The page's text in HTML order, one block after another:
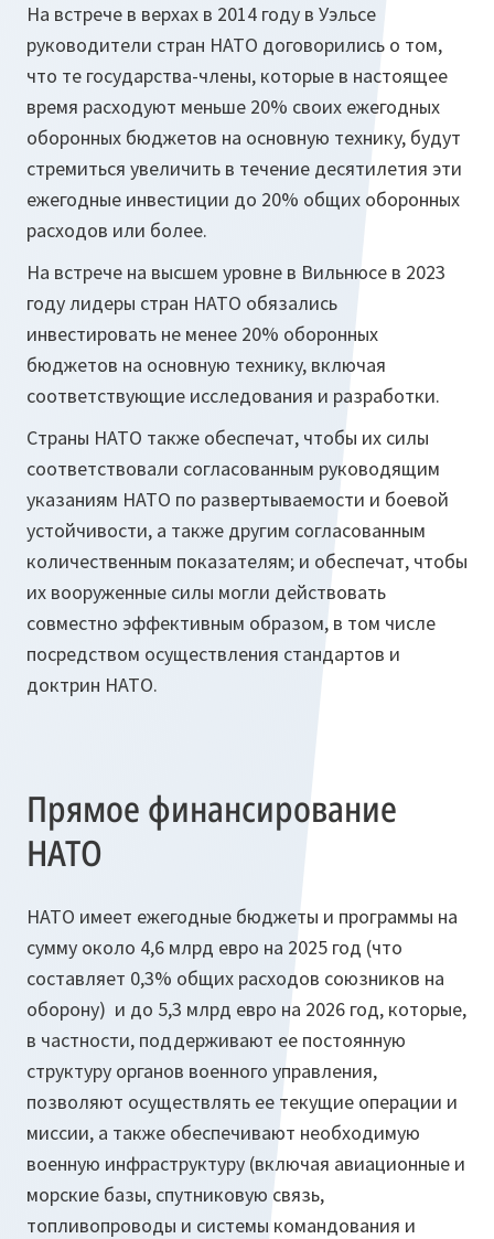
На встрече в верхах в 2014 году в Уэльсе
руководители стран НАТО договорились о том,
что те государства-члены, которые в настоящее
время расходуют меньше 20% своих ежегодных
оборонных бюджетов на основную технику, будут
стремиться увеличить в течение десятилетия эти
ежегодные инвестиции до 20% общих оборонных
расходов или более.
На встрече на высшем уровне в Вильнюсе в 2023
году лидеры стран НАТО обязались
инвестировать не менее 20% оборонных
бюджетов на основную технику, включая
соответствующие исследования и разработки.
Страны НАТО также обеспечат, чтобы их силы
соответствовали согласованным руководящим
указаниям НАТО по развертываемости и боевой
устойчивости, а также другим согласованным
количественным показателям; и обеспечат, чтобы
их вооруженные силы могли действовать
совместно эффективным образом, в том числе
посредством осуществления стандартов и
доктрин НАТО.
Прямое финансирование
НАТО
НАТО имеет ежегодные бюджеты и программы на
сумму около 4,6 млрд евро на 2025 год (что
составляет 0,3% общих расходов союзников на
оборону) и до 5,3 млрд евро на 2026 год, которые,
в частности, поддерживают ее постоянную
структуру органов военного управления,
позволяют осуществлять ее текущие операции и
миссии, а также обеспечивают необходимую
военную инфраструктуру (включая авиационные и
морские базы, спутниковую связь,
топливопроводы и системы командования и